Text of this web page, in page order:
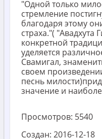
"Одной только
стремление
благодаря этому
страха."( "Авадхута
конкретной
уделяется
Свамигал,
своем
песнь
значение и
Просмотров: 5540
Создан: 2016-12-18